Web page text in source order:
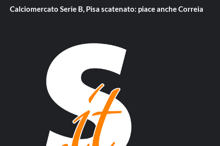
Calciomercato Serie B, Pisa scatenato: piace anche Correia